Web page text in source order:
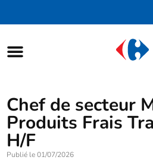
Chef de secteur
Produits Frais
H/F
Publié le01/07/2026